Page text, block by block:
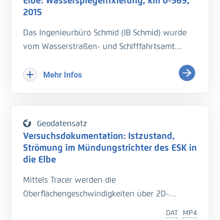
2015
Das Ingenieurbüro Schmid (IB Schmid) wurde
vom Wasserstraßen- und Schifffahrtsamt
Wasserspiegelﬁxierung auf der Elbe bei
Fließgeschwindigkeiten in einem Längsproﬁl
entlang der Flussachse von Schöna (km 0) bis
Hohnstorf (km 569) zu bestimmen. Zur
begleitende Durchﬂussmessungen an
festgelegten Querproﬁlen durchgeführt
Mehr Infos
Geodatensatz
Versuchsdokumentation: Istzustand,
Strömung im Mündungstrichter des ESK in
die Elbe
Mittels Tracer werden die
Oberflächengeschwindigkeiten über 2D-
MP4
DAT